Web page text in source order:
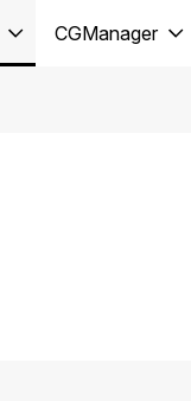
CGManager